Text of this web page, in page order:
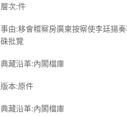
層次:件
事由:移會稽察房廣東按察使李廷揚
硃批覽
典藏沿革:內閣檔庫
版本:原件
典藏沿革:內閣檔庫